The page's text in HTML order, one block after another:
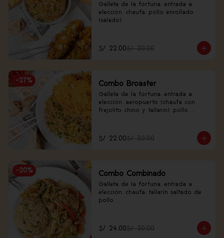
Galleta de la fortuna, entrada a
elección, chaufa, pollo enrollado
(salado).
S/ 22.00S/ 30.00
-27% Combo Broaster
Galleta de la fortuna, entrada a
elección, aeropuerto (chaufa con
frejolito chino y tallarín), pollo
S/ 22.00S/ 30.00
-20% Combo Combinado
Galleta de la fortuna, entrada a
elección, chaufa, tallarín saltado de
pollo.
S/ 24.00S/ 30.00